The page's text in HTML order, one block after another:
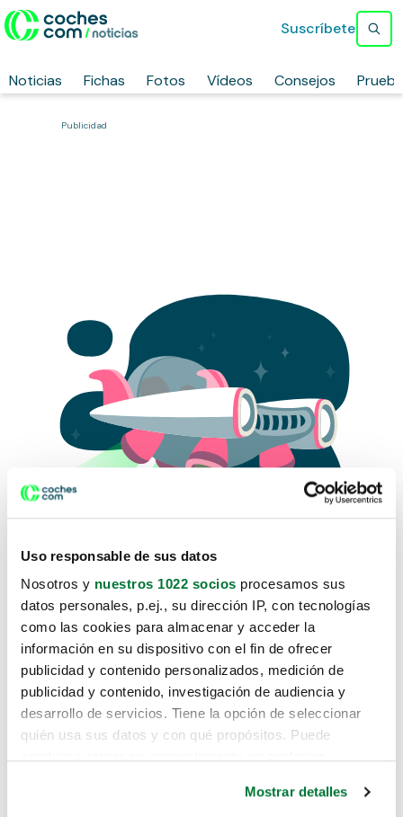
Uso responsable de sus datos
Nosotros y nuestros 1022 socios procesamos sus
datos personales, p.ej., su dirección IP, con tecnologías
como las cookies para almacenar y acceder la
información en su dispositivo con el fin de ofrecer
publicidad y contenido personalizados, medición de
publicidad y contenido, investigación de audiencia y
desarrollo de servicios. Tiene la opción de seleccionar
quién usa sus datos y con qué propósitos. Puede
Mostrar detalles
Noticias Fichas Fotos Vídeos Consejos
Suscríbete
Publicidad
Lo sentimos, no sabemos como
te hemos traido hasta aquí.
Pero puedes encontrar el coche que estás
buscando en alguno de estos enlaces: